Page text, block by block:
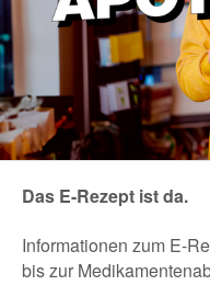
Das E-Rezept ist da.
Informationen zum E-
bis zur